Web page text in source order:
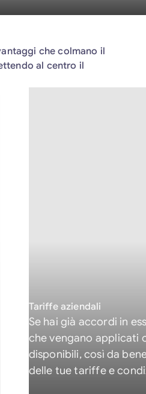
che colmano il
al centro il
Tariffe aziendali
Se hai già accordi in
che vengano applicati
disponibili, così da
delle tue tariffe e